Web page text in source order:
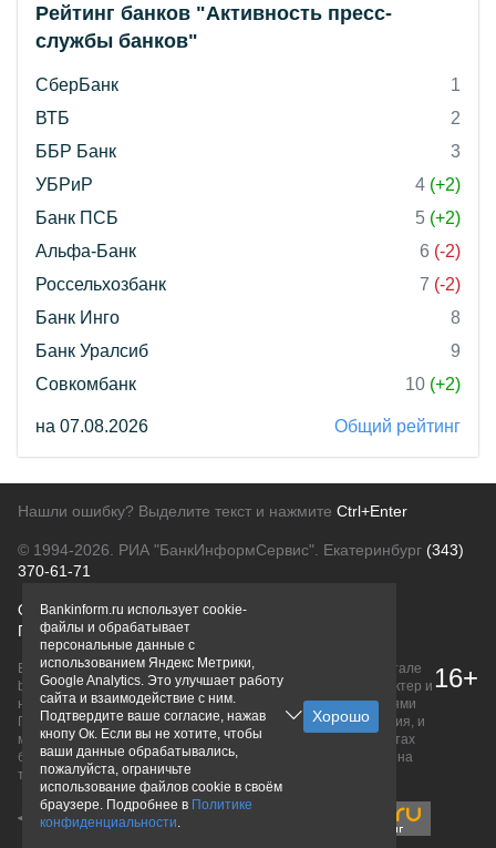
Рейтинг банков "Активность пресс-
службы банков"
СберБанк
1
ВТБ
2
ББР Банк
3
УБРиР
4 (+2)
Банк ПСБ
5 (+2)
Альфа-Банк
6 (-2)
Россельхозбанк
7 (-2)
Банк Инго
8
Банк Уралсиб
9
Совкомбанк
10 (+2)
на 07.08.2026 Общий рейтинг
Нашли ошибку? Выделите текст и нажмите Ctrl+Enter
© 1994-2026. РИА "БанкИнформСервис". Екатеринбург (343)
370-61-71
О проектеПолитика конфиденциальности
Правовая информацияДля рекламодателей
Вся информация о продуктах банков, размещенная на портале
bankinform.ru, носит исключительно ознакомительный характер и
не является публичной офертой, определяемой положениями
ГК РФ. Информация не содержит точного и полного описания, и
может быть изменена. Конечные условия уточняйте на сайтах
банков или при личном обращении. Исключительное право на
товарные знаки принадлежит их правообладателям.
16+
Bankinform.ru использует cookie-
файлы и обрабатывает
персональные данные с
использованием Яндекс Метрики,
Google Analytics. Это улучшает работу
сайта и взаимодействие с ним.
Подтвердите ваше согласие, нажав
кнопу Ок. Если вы не хотите, чтобы
ваши данные обрабатывались,
пожалуйста, ограничьте
использование файлов cookie в своём
браузере. Подробнее в Политике
конфиденциальности.